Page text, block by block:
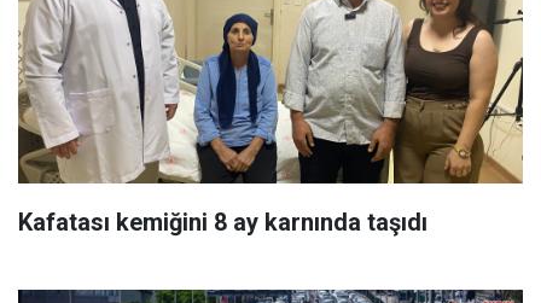
Kafatası kemiğini 8 ay karnında taşıdı